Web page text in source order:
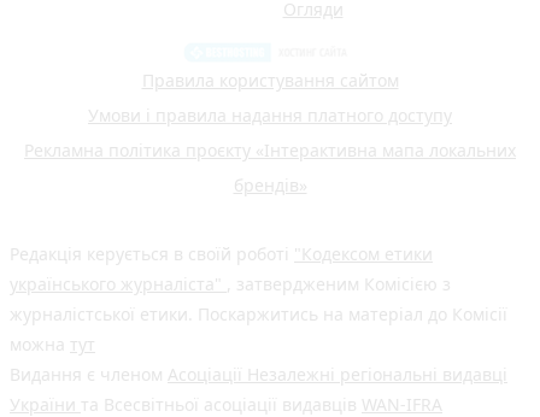
Огляди
Правила користування сайтом
Умови і правила надання платного доступу
Рекламна політика проєкту «Інтерактивна мапа локальних
брендів»
Редакція керується в своїй роботі "Кодексом етики
українського журналіста"
, затвердженим Комісією з
журналістської етики. Поскаржитись на матеріал до Комісії
можна тут
Видання є членом Асоціації Незалежні регіональні видавці
України та Всесвітньої асоціації видавців WAN-IFRA